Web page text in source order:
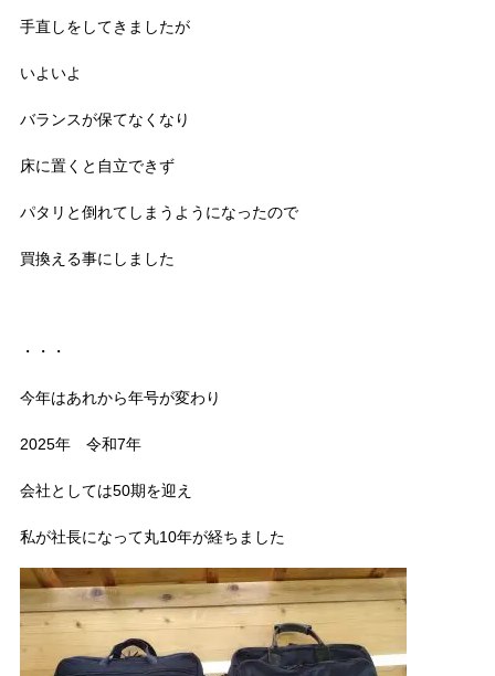
手直しをしてきましたが
いよいよ
バランスが保てなくなり
床に置くと自立できず
パタリと倒れてしまうようになったので
買換える事にしました
・・・
今年はあれから年号が変わり
2025年 令和7年
会社としては50期を迎え
私が社長になって丸10年が経ちました